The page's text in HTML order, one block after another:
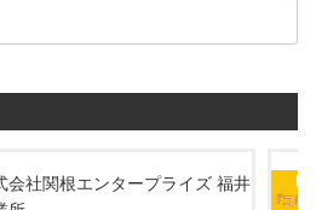
会社関根エンタープライズ 福井